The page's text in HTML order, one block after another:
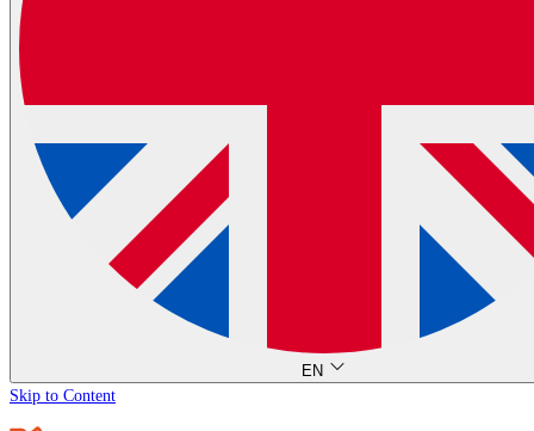
EN
Skip to Content